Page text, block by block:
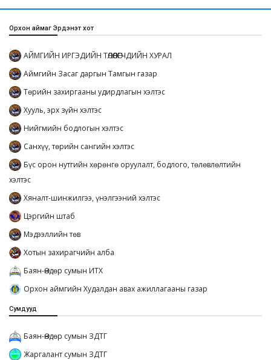
Орхон аймаг Эрдэнэт хот
АЙМГИЙН ИРГЭДИЙН ТӨЛӨӨЛӨГЧДИЙН ХУРАЛ
Аймгийн Засаг даргын Тамгын газар
Төрийн захиргааны удирдлагын хэлтэс
Хууль, эрх зүйн хэлтэс
Нийгмийн бодлогын хэлтэс
Санхүү, төрийн сангийн хэлтэс
Бүс орон нутгийн хөрөнгө оруулалт, бодлого, төлөвлөлтийн
хэлтэс
Хяналт-шинжилгээ, үнэлгээний хэлтэс
Цэргийн штаб
Мэдээллийн төв
Хотын захирагчийн алба
Баян-Өндөр сумын ИТХ
Орхон аймгийн Худалдан авах ажиллагааны газар
Сумдууд
Баян-Өндөр сумын ЗДТГ
Жаргалант сумын ЗДТГ